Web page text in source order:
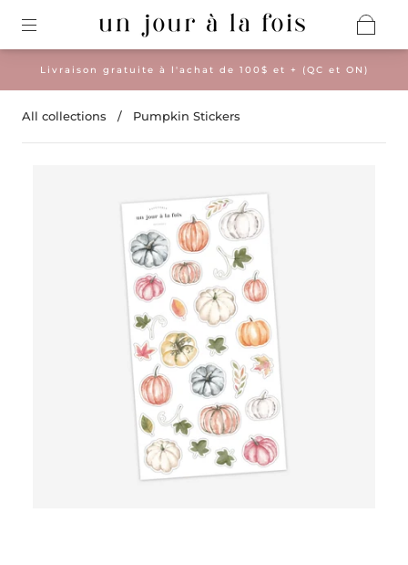
Livraison gratuite à l'achat de 100$ et + (QC et ON)
All collections / Pumpkin Stickers